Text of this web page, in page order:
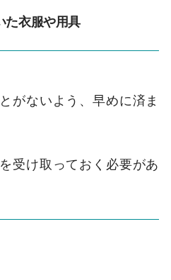
た衣服や用具
がないよう、早めに済ま
受け取っておく必要があ